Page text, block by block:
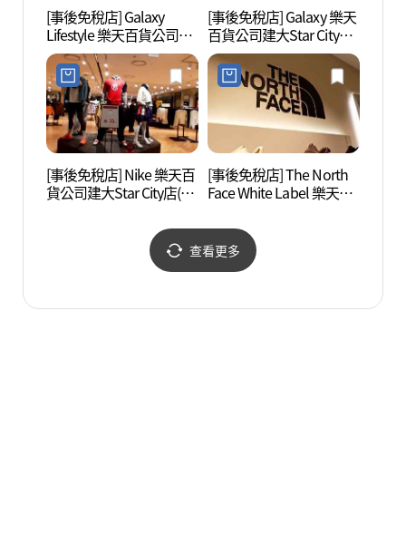
[事後免稅店] Galaxy
Lifestyle 樂天百貨公司建
大Star City店(갤럭시라이
프스타일 롯데백화점 건
대스타시티점)
[事後免稅店] Galaxy 樂天
百貨公司建大Star City店
(갤럭시 롯데백화점 건대
스타시티점)
[事後免稅店] Nike 樂天百
貨公司建大Star City店(나
[事後免稅店] The North
Face White Label 樂天百
스페이스화이트라벨 롯
데백화점 건대스타시티
점)
查看更多